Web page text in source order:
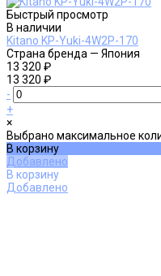
Быстрый просмотр
В наличии
Kitano KP-Yuki-4W2P-170
Страна бренда — Япония
13 320 ₽
13 320 ₽
-
+
×
Выбрано максимальное
В корзину
Добавлено
В корзину
Добавлено